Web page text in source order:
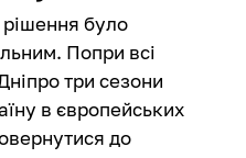
було
Попри всі
три сезони
в європейських
до